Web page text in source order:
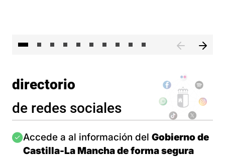
directorio
de redes sociales
Imagen
Accede a al información del Gobierno de
Castilla-La Mancha de forma segura